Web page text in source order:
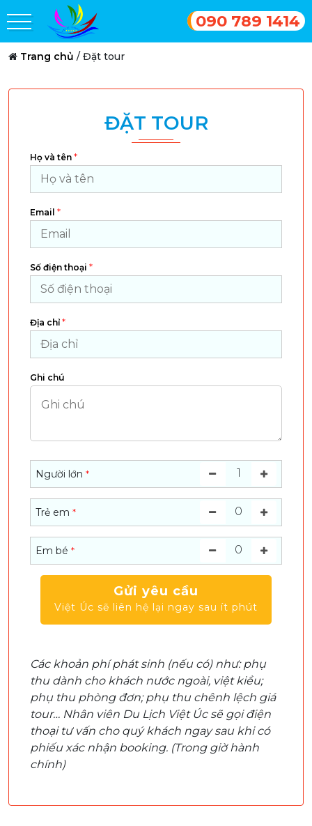
090 789 1414
Trang chủ / Đặt tour
ĐẶT TOUR
Họ và tên *
Email *
Số điện thoại *
Địa chỉ *
Ghi chú
Người lớn * 1
Trẻ em * 0
Em bé * 0
Gửi yêu cầu
Việt Úc sẽ liên hệ lại ngay sau ít phút
Các khoản phí phát sinh (nếu có) như: phụ
thu dành cho khách nước ngoài, việt kiều;
phụ thu phòng đơn; phụ thu chênh lệch giá
tour… Nhân viên Du Lịch Việt Úc sẽ gọi điện
thoại tư vấn cho quý khách ngay sau khi có
phiếu xác nhận booking. (Trong giờ hành
chính)